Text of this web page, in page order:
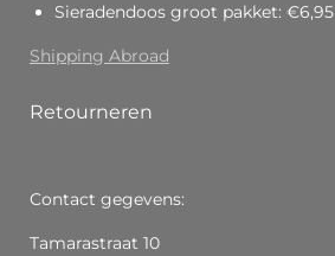
Sieradendoos groot pakket: €6,95
Shipping Abroad
Retourneren
Contact gegevens:
Tamarastraat 10